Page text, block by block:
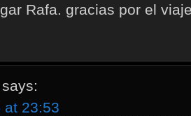
Rafa. gracias por el
says:
at 23:53